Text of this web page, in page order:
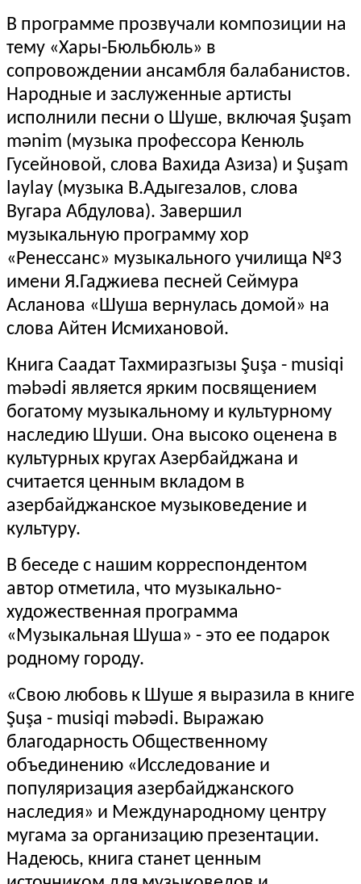
В программе прозвучали композиции на
тему «Хары-Бюльбюль» в
сопровождении ансамбля балабанистов.
Народные и заслуженные артисты
исполнили песни о Шуше, включая Şuşam
mənim (музыка профессора Кенюль
Гусейновой, слова Вахида Азиза) и Şuşam
laylay (музыка В.Адыгезалов, слова
Вугара Абдулова). Завершил
музыкальную программу хор
«Ренессанс» музыкального училища №3
имени Я.Гаджиева песней Сеймура
Асланова «Шуша вернулась домой» на
слова Айтен Исмихановой.
Книга Саадат Тахмиразгызы Şuşa - musiqi
məbədi является ярким посвящением
богатому музыкальному и культурному
наследию Шуши. Она высоко оценена в
культурных кругах Азербайджана и
считается ценным вкладом в
азербайджанское музыковедение и
культуру.
В беседе с нашим корреспондентом
автор отметила, что музыкально-
художественная программа
«Музыкальная Шуша» - это ее подарок
родному городу.
«Свою любовь к Шуше я выразила в книге
Şuşa - musiqi məbədi. Выражаю
благодарность Общественному
объединению «Исследование и
популяризация азербайджанского
наследия» и Международному центру
мугама за организацию презентации.
Надеюсь, книга станет ценным